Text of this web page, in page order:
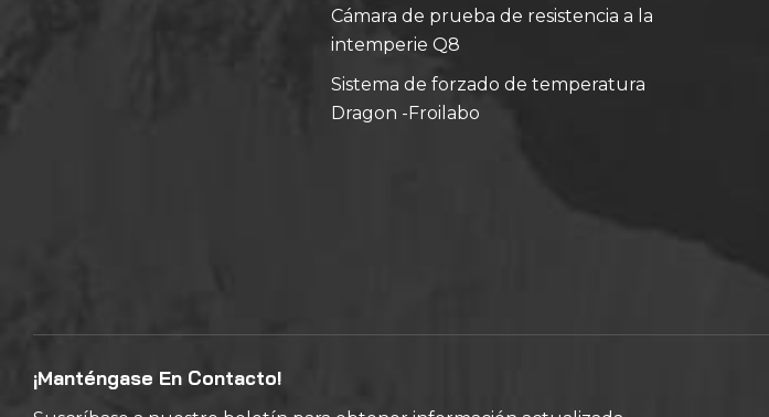
Cámara de prueba de resistencia a la
intemperie Q8
Sistema de forzado de temperatura
Dragon -Froilabo
¡Manténgase En Contacto!